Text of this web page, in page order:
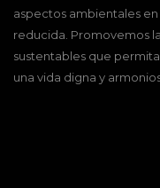
aspectos ambientales
reducida. Promovemos
sustentables que
una vida digna y